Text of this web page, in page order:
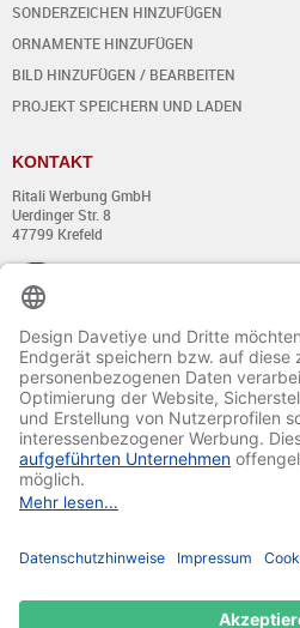
SONDERZEICHEN HINZUFÜGEN
ORNAMENTE HINZUFÜGEN
BILD HINZUFÜGEN / BEARBEITEN
PROJEKT SPEICHERN UND LADEN
KONTAKT
Ritali Werbung GmbH
Uerdinger Str. 8
47799 Krefeld
+49 (0) 21 51 - 7 633 633
Montag bis Donnerstag:
von 8:00 - 13:00
und von 14:00 - 17:00 Uhr
Freitag:
von 8:00 - 13:00
und von 14:00 - 15:30 Uhr
E-Mail: info@davetiye.de